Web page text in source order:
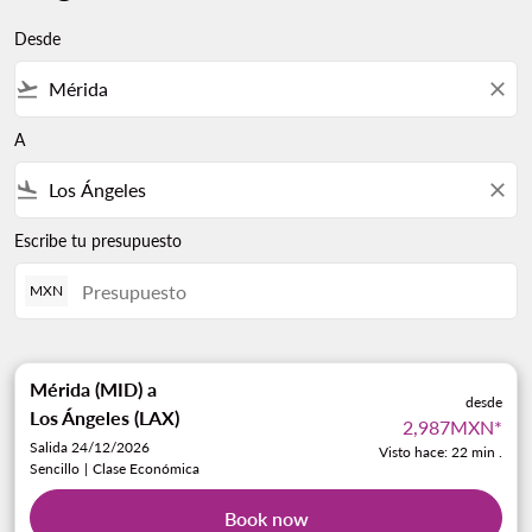
Desde
flight_takeoff close
A
flight_land close
Escribe tu presupuesto
MXN
Mérida (MID) a
Los Ángeles (LAX)
Salida 24/12/2026
Sencillo | Clase Económica
desde
2,987MXN*
Visto hace: 22 min .
Book now